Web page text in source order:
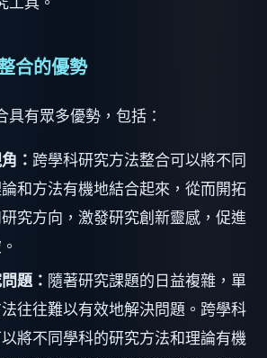
合的優勢
具有眾多優勢，包括：
： 跨學科研究方法整合可以將不同
和方法有機地結合起來，從而開拓
究方向，激發研究創新靈感，促進
題： 隨著研究課題的日益複雜，單
往往難以有效地解決問題。跨學科
將不同學科的研究方法和理論有機